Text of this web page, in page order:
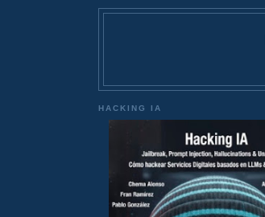
HACKING IA